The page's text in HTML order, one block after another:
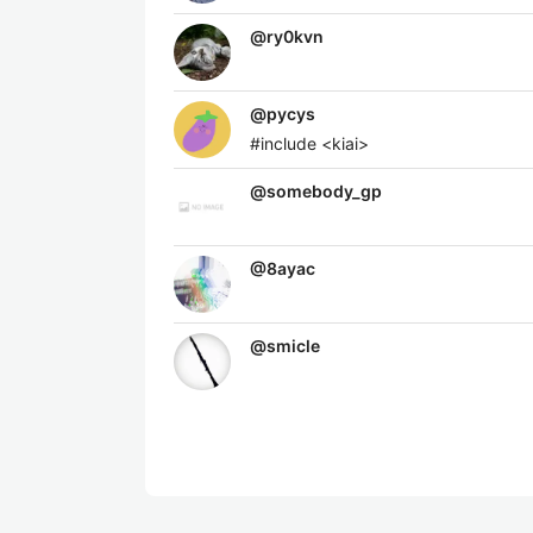
@ry0kvn
@pycys
#include <kiai>
@somebody_gp
@8ayac
@smicle